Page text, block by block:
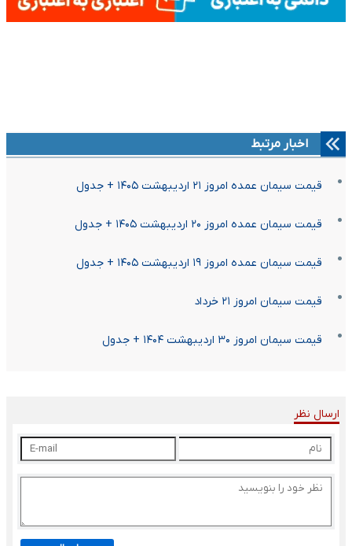
اخبار مرتبط
قیمت سیمان عمده امروز ۲۱ اردیبهشت ۱۴۰۵ + جدول
قیمت سیمان عمده امروز ۲۰ اردیبهشت ۱۴۰۵ + جدول
قیمت سیمان عمده امروز ۱۹ اردیبهشت ۱۴۰۵ + جدول
قیمت سیمان امروز ۲۱ خرداد
قیمت سیمان امروز ۳۰ اردیبهشت ۱۴۰۴ + جدول
ارسال نظر